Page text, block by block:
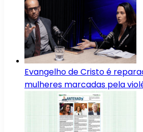
Evangelho de Cristo é
mulheres marcadas pela